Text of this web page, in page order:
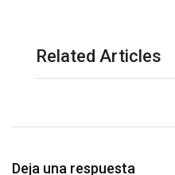
Related Articles
Deja una respuesta